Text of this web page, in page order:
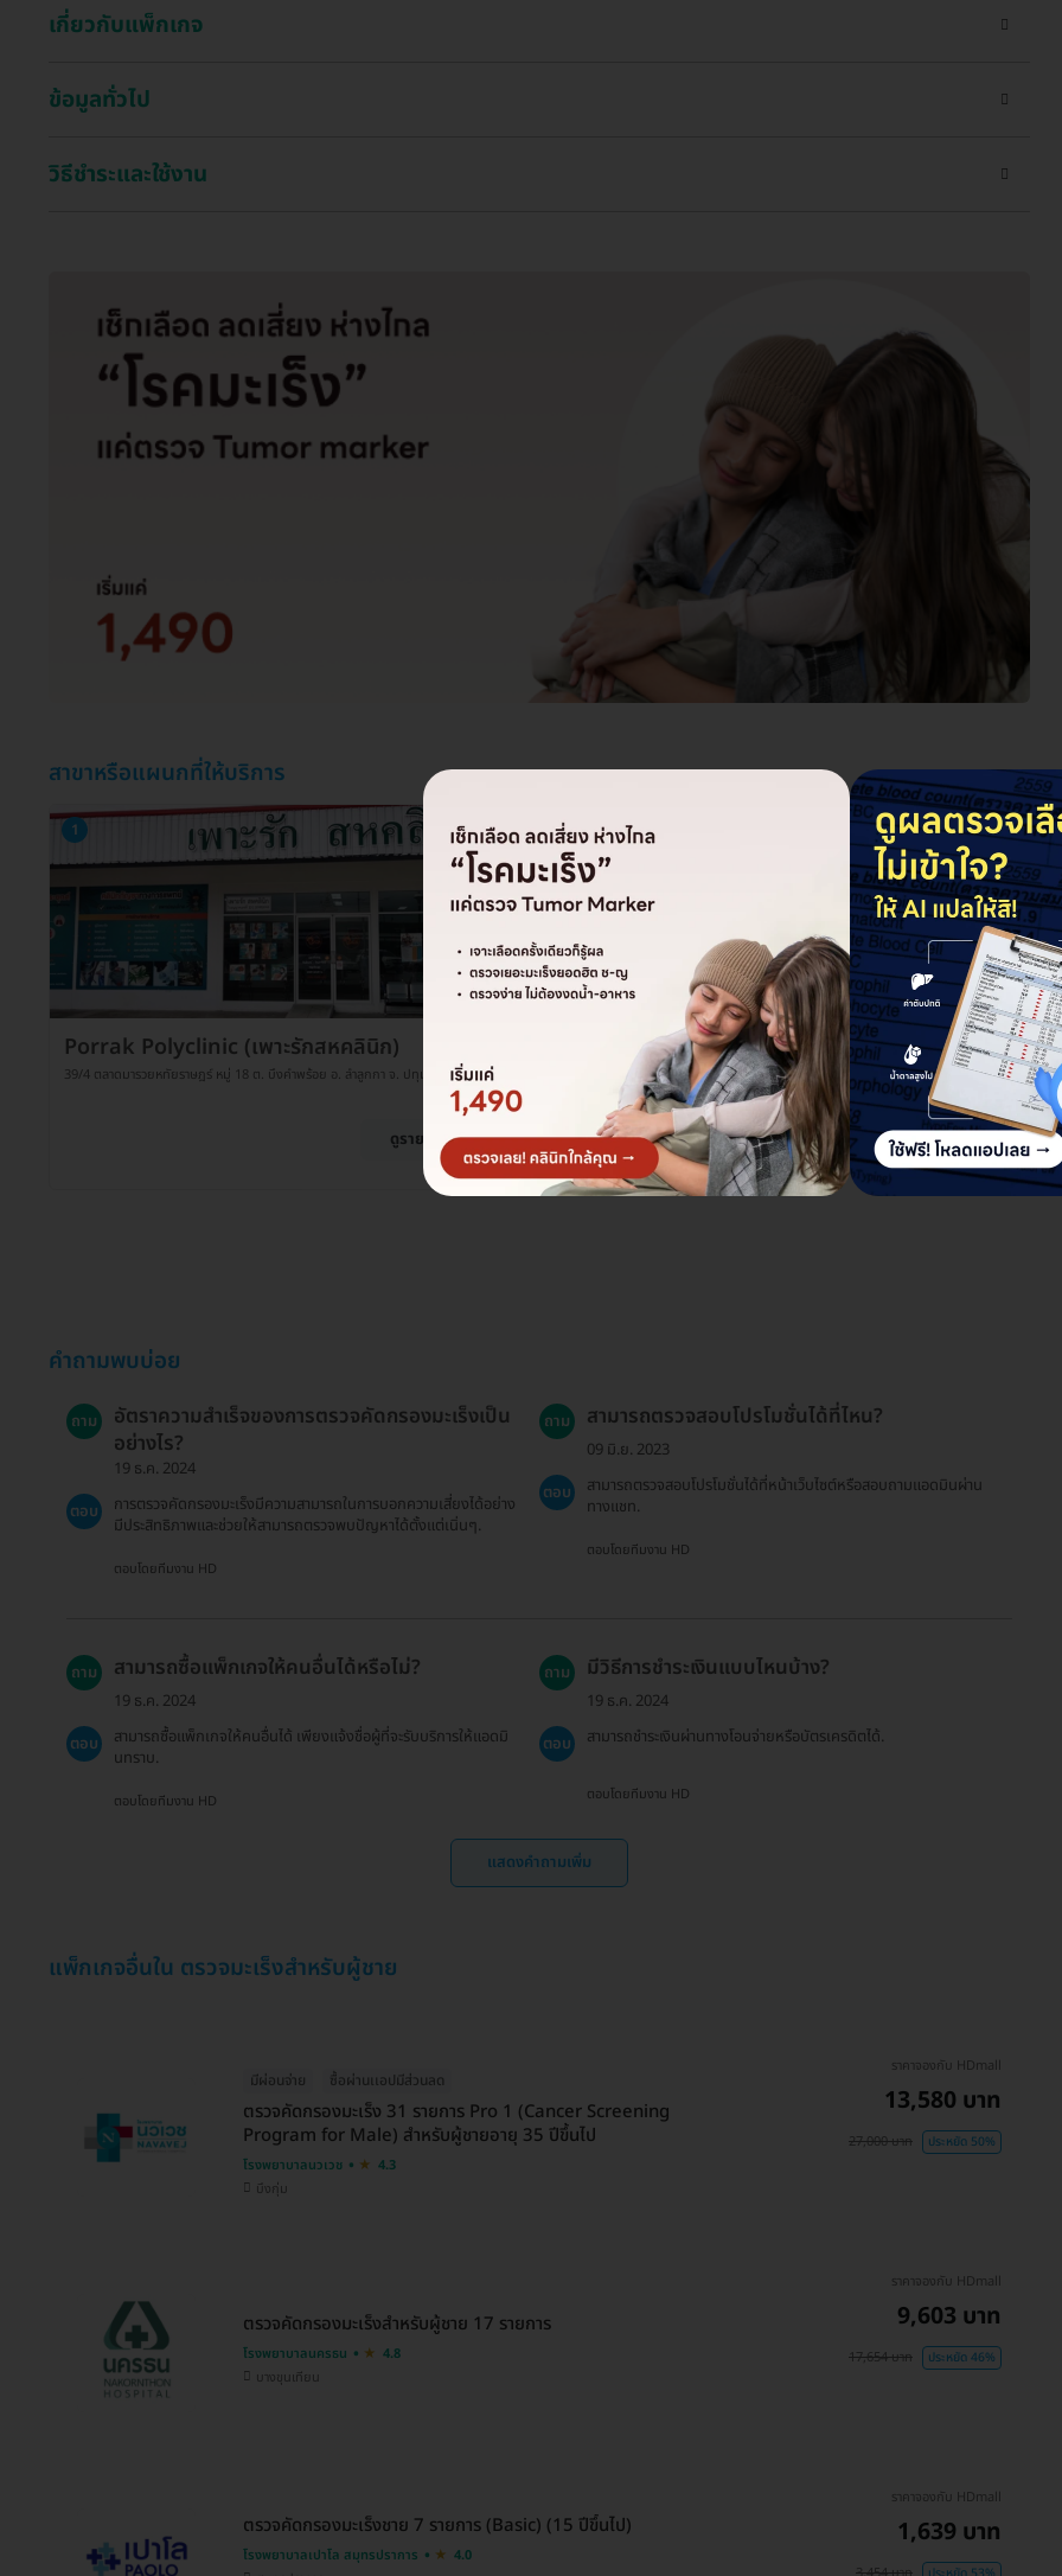
เกี่ยวกับแพ็กเกจ
ข้อมูลทั่วไป
วิธีชำระและใช้งาน
สาขาหรือแผนกที่ให้บริการ
1
Porrak Polyclinic (เพาะรักสหคลินิก)
39/4 ตลาดมารวยหทัยราษฎร์ หมู่ 18 ต. บึงคำพร้อย อ. ลำลูกกา จ. ปทุมธานี 12150
ดูรายละเอียด
คำถามพบบ่อย
ถาม
อัตราความสำเร็จของการตรวจคัดกรองมะเร็งเป็น
อย่างไร?
19 ธ.ค. 2024
ตอบ
การตรวจคัดกรองมะเร็งมีความสามารถในการบอกความเสี่ยงได้อย่าง
มีประสิทธิภาพและช่วยให้สามารถตรวจพบปัญหาได้ตั้งแต่เนิ่นๆ.
ตอบโดยทีมงาน HD
ถาม สามารถตรวจสอบโปรโมชั่นได้ที่ไหน?
09 มิ.ย. 2023
ตอบ
สามารถตรวจสอบโปรโมชั่นได้ที่หน้าเว็บไซต์หรือสอบถามแอดมินผ่าน
ทางแชท.
ตอบโดยทีมงาน HD
ถาม สามารถซื้อแพ็กเกจให้คนอื่นได้หรือไม่?
19 ธ.ค. 2024
ตอบ
สามารถซื้อแพ็กเกจให้คนอื่นได้ เพียงแจ้งชื่อผู้ที่จะรับบริการให้แอดมิ
นทราบ.
ตอบโดยทีมงาน HD
ถาม มีวิธีการชำระเงินแบบไหนบ้าง?
19 ธ.ค. 2024
ตอบ
สามารถชำระเงินผ่านทางโอนจ่ายหรือบัตรเครดิตได้.
ตอบโดยทีมงาน HD
แสดงคำถามเพิ่ม
แพ็กเกจอื่นใน ตรวจมะเร็งสำหรับผู้ชาย
มีผ่อนจ่าย ซื้อผ่านเเอปมีส่วนลด
ตรวจคัดกรองมะเร็ง 31 รายการ Pro 1 (Cancer Screening
Program for Male) สำหรับผู้ชายอายุ 35 ปีขึ้นไป
โรงพยาบาลนวเวช
4.3
บึงกุ่ม
ราคาจองกับ HDmall
13,580 บาท
27,000 บาท ประหยัด 50%
ตรวจคัดกรองมะเร็งสำหรับผู้ชาย 17 รายการ
โรงพยาบาลนครธน
4.8
บางขุนเทียน
ราคาจองกับ HDmall
9,603 บาท
17,654 บาท ประหยัด 46%
ตรวจคัดกรองมะเร็งชาย 7 รายการ (Basic) (15 ปีขึ้นไป)
โรงพยาบาลเปาโล สมุทรปราการ
4.0
ราคาจองกับ HDmall
1,639 บาท